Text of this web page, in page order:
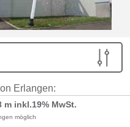
Erlangen:
m inkl.19% MwSt.
möglich